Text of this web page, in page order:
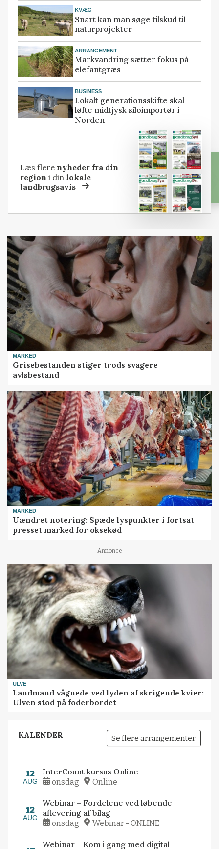
KVÆG
Snart kan man søge tilskud til
naturprojekter
ARRANGEMENT
Markvandring sætter fokus på
elefantgræs
BUSINESS
Lokalt generationsskifte skal
løfte midtjysk siloimportør i
Norden
Læs flere nyheder fra din
region i dinlokale
landbrugsavis
MARKED
Grisebestanden stiger trods svagere
avlsbestand
MARKED
Uændret notering: Spæde lyspunkter i fortsat
presset marked for oksekød
Annonce
ULVE
Landmand vågnede ved lyden af skrigende kvier:
Ulven stod på foderbordet
KALENDER Se flere arrangementer
12
AUG
InterCount kursus Online
onsdag Online
12
AUG
Webinar – Fordelene ved løbende
aflevering af bilag
onsdag Webinar - ONLINE
Webinar – Kom i gang med digital